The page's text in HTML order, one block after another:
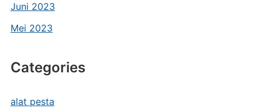
Juni 2023
Mei 2023
Categories
alat pesta